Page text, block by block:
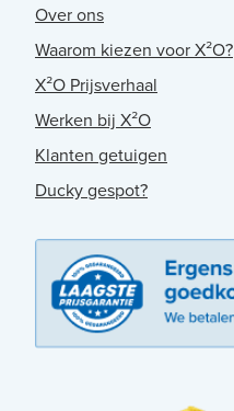
Over ons
Waarom kiezen voor X²O?
X²O Prijsverhaal
Werken bij X²O
Klanten getuigen
Ducky gespot?